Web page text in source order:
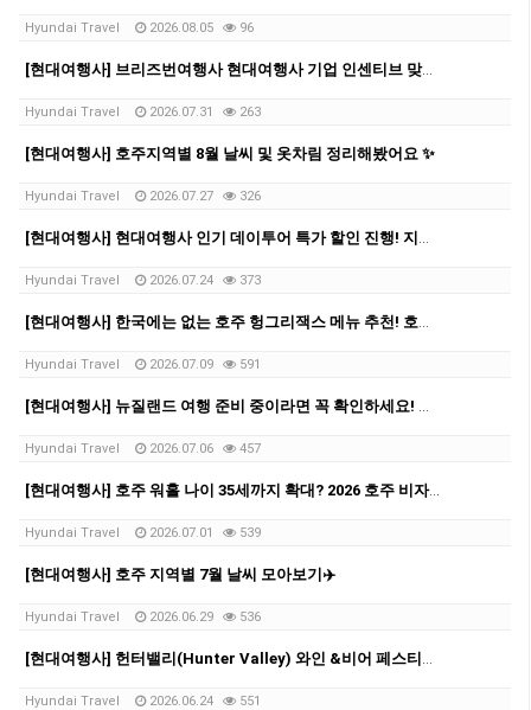
Hyundai Travel 2026.08.05 96
[현대여행사] 브리즈번여행사 현대여행사 기업 인센티브 맞춤 관광 후기 | 8박 9일 호주 단체여행
Hyundai Travel 2026.07.31 263
[현대여행사] 호주지역별 8월 날씨 및 옷차림 정리해봤어요 ✨
Hyundai Travel 2026.07.27 326
[현대여행사] 현대여행사 인기 데이투어 특가 할인 진행! 지금 확인해보세요 ✨
Hyundai Travel 2026.07.24 373
[현대여행사] 한국에는 없는 호주 헝그리잭스 메뉴 추천! 호주 여행 중 꼭 먹어볼 패스트푸드!
Hyundai Travel 2026.07.09 591
[현대여행사] 뉴질랜드 여행 준비 중이라면 꼭 확인하세요! 현대여행사가 알려주는, 비자 발급 방법
Hyundai Travel 2026.07.06 457
[현대여행사] 호주 워홀 나이 35세까지 확대? 2026 호주 비자 신청비 변경 총정리
Hyundai Travel 2026.07.01 539
[현대여행사] 호주 지역별 7월 날씨 모아보기✈️
Hyundai Travel 2026.06.29 536
[현대여행사] 헌터밸리(Hunter Valley) 와인 &비어 페스티벌!✨
Hyundai Travel 2026.06.24 551